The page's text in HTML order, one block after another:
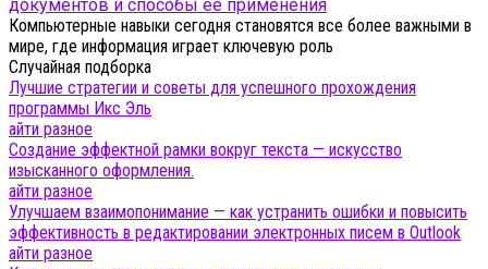
документов и способы её применения
Компьютерные навыки сегодня становятся все более важными в
мире, где информация играет ключевую роль
Случайная подборка
Лучшие стратегии и советы для успешного прохождения
программы Икс Эль
айти разное
Создание эффектной рамки вокруг текста — искусство
изысканного оформления.
айти разное
Улучшаем взаимопонимание — как устранить ошибки и повысить
эффективность в редактировании электронных писем в Outlook
айти разное